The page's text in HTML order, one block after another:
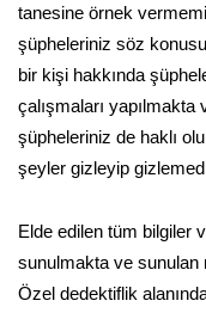
tanesine örnek
şüpheleriniz söz
bir kişi hakkında
çalışmaları
şüpheleriniz de haklı
şeyler gizleyip
Elde edilen tüm bilgiler
sunulmakta ve sunulan
Özel dedektiflik